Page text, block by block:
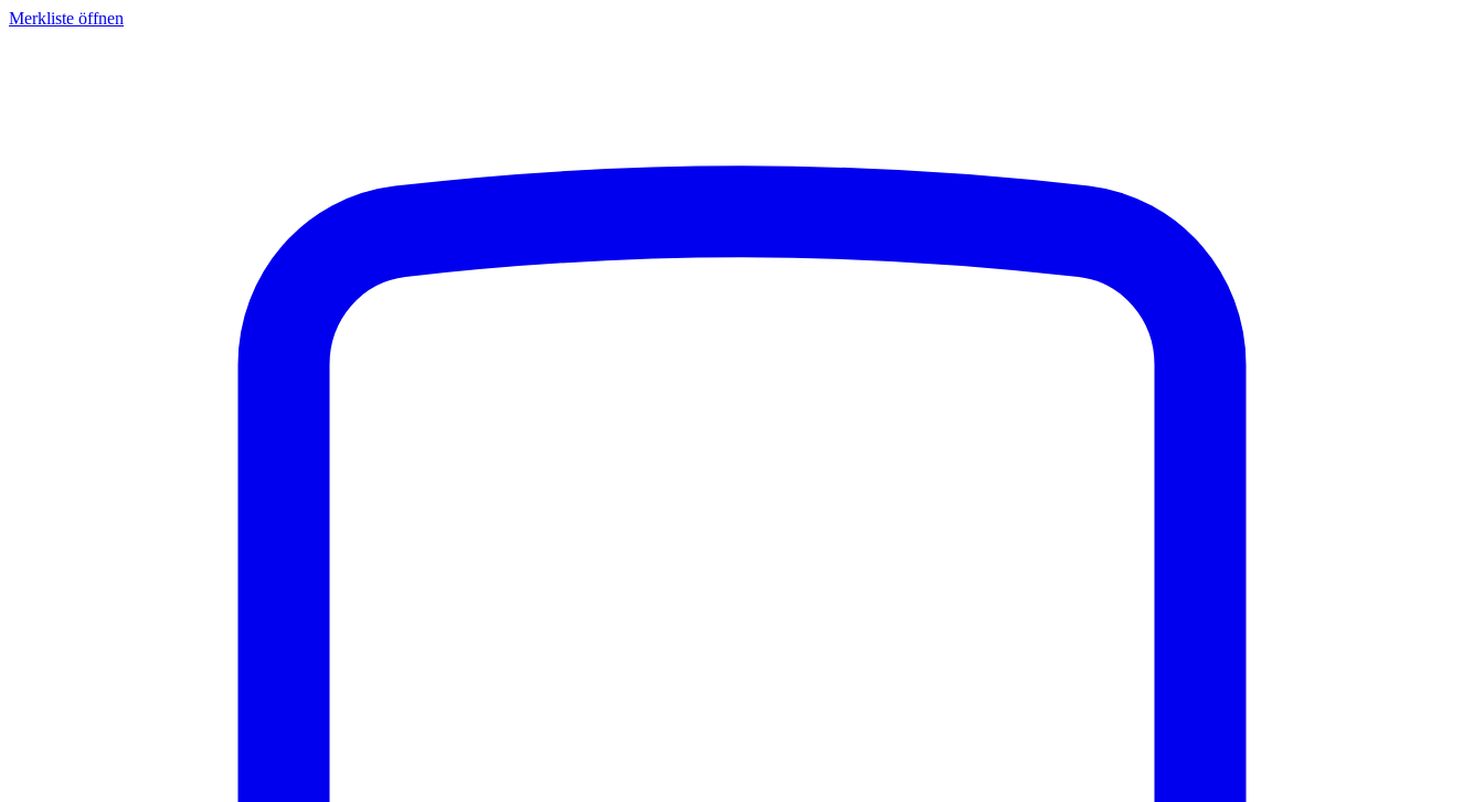
Merkliste öffnen